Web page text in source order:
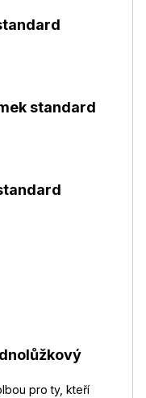
standard
pro ty, kteří